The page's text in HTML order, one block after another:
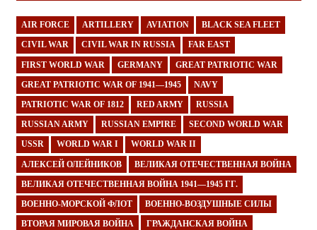
AIR FORCE ARTILLERY AVIATION BLACK SEA FLEET
CIVIL WAR CIVIL WAR IN RUSSIA FAR EAST
FIRST WORLD WAR GERMANY GREAT PATRIOTIC WAR
GREAT PATRIOTIC WAR OF 1941—1945 NAVY
PATRIOTIC WAR OF 1812 RED ARMY RUSSIA
RUSSIAN ARMY RUSSIAN EMPIRE SECOND WORLD WAR
USSR WORLD WAR I WORLD WAR II
АЛЕКСЕЙ ОЛЕЙНИКОВ ВЕЛИКАЯ ОТЕЧЕСТВЕННАЯ ВОЙНА
ВЕЛИКАЯ ОТЕЧЕСТВЕННАЯ ВОЙНА 1941—1945 ГГ.
ВОЕННО-МОРСКОЙ ФЛОТ ВОЕННО-ВОЗДУШНЫЕ СИЛЫ
ВТОРАЯ МИРОВАЯ ВОЙНА ГРАЖДАНСКАЯ ВОЙНА